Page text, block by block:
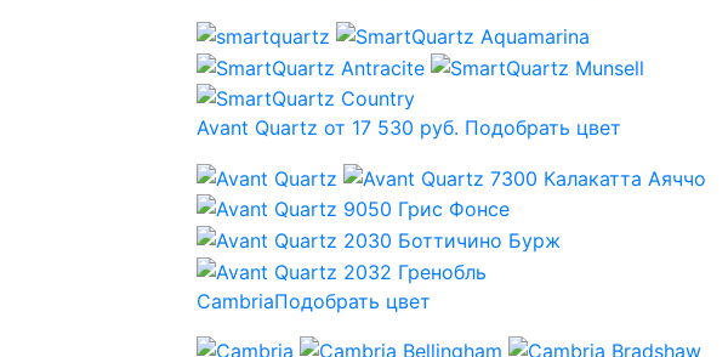
Avant Quartz от 17 530 руб. Подобрать цвет
CambriaПодобрать цвет